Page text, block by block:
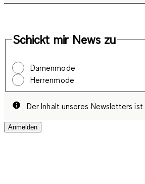
Schickt mir News zu
Damenmode
Herrenmode
Der Inhalt unseres Newsletters
Anmelden